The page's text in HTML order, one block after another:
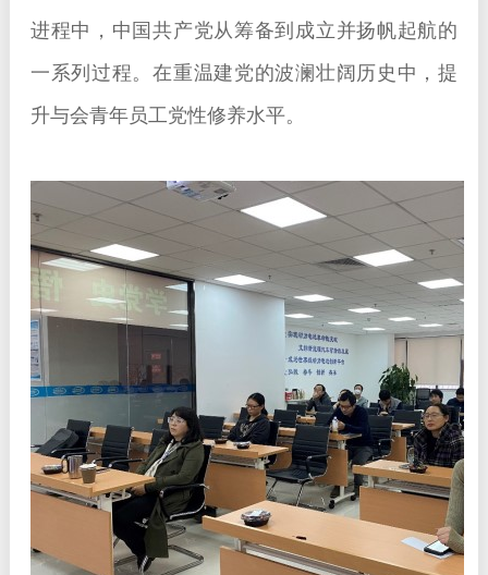
进程中，中国共产党从筹备到成立并扬帆起航的
一系列过程。在重温建党的波澜壮阔历史中，提
升与会青年员工党性修养水平。